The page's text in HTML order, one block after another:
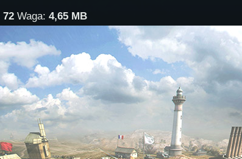
72Waga: 4,65 MB